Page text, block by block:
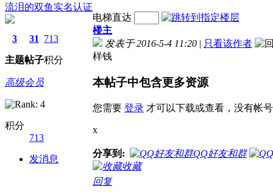
流泪的双鱼 实名认证
3
主题
31
帖子
713
积分
高级会员
积分
713
发消息
电梯直达
楼主
发表于 2016-5-4 11:20 | 只看该作者
样钱
本帖子中包含更多资源
您需要 登录 才可以下载或查看，没有帐
x
分享到:
QQ好友和群
收藏
回复